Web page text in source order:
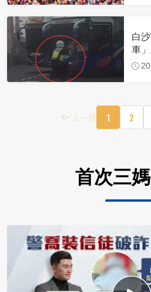
白
車
車
上一頁 1 2
首次三